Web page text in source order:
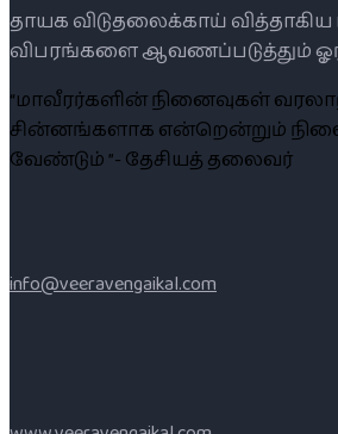
தாயக விடுதலைக்காய் வித்தாகிய
விபரங்களை ஆவணப்படுத்தும் ஓர்
“மாவீரர்களின் நினைவுகள்
சின்னங்களாக என்றென்றும்
வேண்டும் ”- தேசியத் தலைவர்
info@veeravengaikal.com